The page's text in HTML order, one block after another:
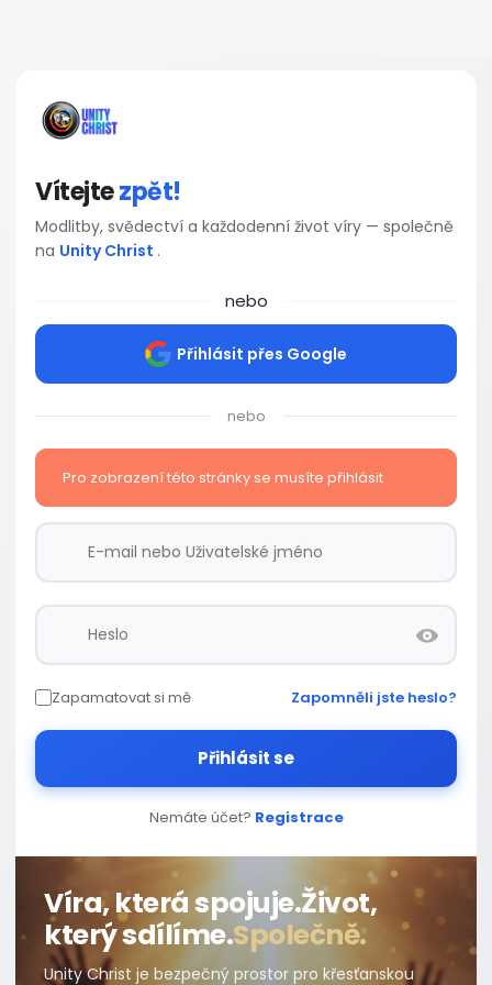
Vítejtezpět!
Modlitby, svědectví a každodenní život víry — společně
na Unity Christ .
nebo
Přihlásit přes Google
nebo
Pro zobrazení této stránky se musíte přihlásit
Zapamatovat si mě Zapomněli jste heslo?
Přihlásit se
Nemáte účet? Registrace
Víra, která spojuje.Život,
který sdílíme.Společně.
Unity Christ je bezpečný prostor pro křesťanskou